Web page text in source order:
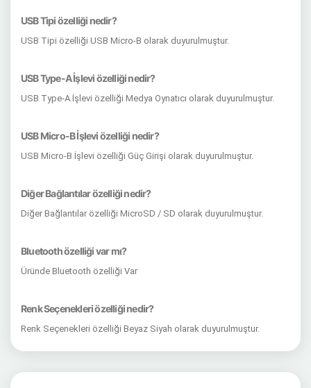
USB Tipi özelliği nedir?
USB Tipi özelliği USB Micro-B olarak duyurulmuştur.
USB Type-A İşlevi özelliği nedir?
USB Type-A İşlevi özelliği Medya Oynatıcı olarak duyurulmuştur.
USB Micro-B İşlevi özelliği nedir?
USB Micro-B İşlevi özelliği Güç Girişi olarak duyurulmuştur.
Diğer Bağlantılar özelliği nedir?
Diğer Bağlantılar özelliği MicroSD / SD olarak duyurulmuştur.
Bluetooth özelliği var mı?
Üründe Bluetooth özelliği Var
Renk Seçenekleri özelliği nedir?
Renk Seçenekleri özelliği Beyaz Siyah olarak duyurulmuştur.